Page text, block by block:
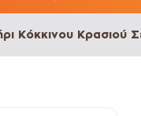
Κόκκινου Κρασιού